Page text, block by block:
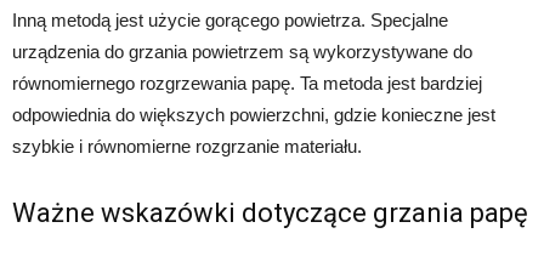
Inną metodą jest użycie gorącego powietrza. Specjalne
urządzenia do grzania powietrzem są wykorzystywane do
równomiernego rozgrzewania papę. Ta metoda jest bardziej
odpowiednia do większych powierzchni, gdzie konieczne jest
szybkie i równomierne rozgrzanie materiału.
Ważne wskazówki dotyczące grzania papę